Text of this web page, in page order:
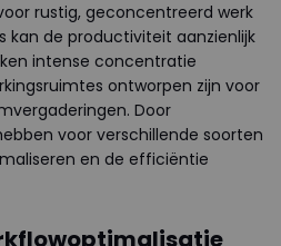
rustig, geconcentreerd werk
kan de productiviteit aanzienlijk
intense concentratie
ontworpen zijn voor
Door
voor verschillende soorten
en de efficiëntie